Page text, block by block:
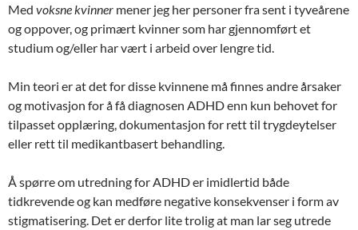
Med voksne kvinner mener jeg her personer fra sent i tyveårene
og oppover, og primært kvinner som har gjennomført et
studium og/eller har vært i arbeid over lengre tid.
Min teori er at det for disse kvinnene må finnes andre årsaker
og motivasjon for å få diagnosen ADHD enn kun behovet for
tilpasset opplæring, dokumentasjon for rett til trygdeytelser
eller rett til medikantbasert behandling.
Å spørre om utredning for ADHD er imidlertid både
tidkrevende og kan medføre negative konsekvenser i form av
stigmatisering. Det er derfor lite trolig at man lar seg utrede